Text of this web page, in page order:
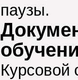
паузы.
Курсовой